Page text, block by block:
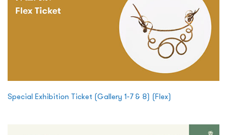
Special Exhibition Ticket (Gallery 1-7 & 8) (Flex)